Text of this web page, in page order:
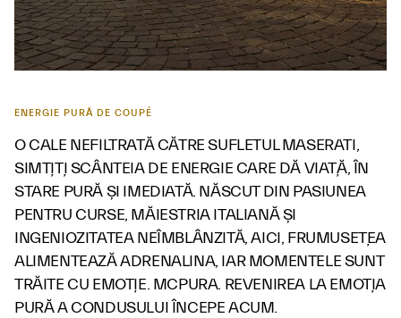
ENERGIE PURĂ DE COUPÉ
O CALE NEFILTRATĂ CĂTRE SUFLETUL MASERATI,
SIMȚIȚI SCÂNTEIA DE ENERGIE CARE DĂ VIAȚĂ, ÎN
STARE PURĂ ȘI IMEDIATĂ. NĂSCUT DIN PASIUNEA
PENTRU CURSE, MĂIESTRIA ITALIANĂ ȘI
INGENIOZITATEA NEÎMBLÂNZITĂ, AICI, FRUMUSEȚEA
ALIMENTEAZĂ ADRENALINA, IAR MOMENTELE SUNT
TRĂITE CU EMOȚIE. MCPURA. REVENIREA LA EMOȚIA
PURĂ A CONDUSULUI ÎNCEPE ACUM.